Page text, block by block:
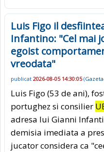
Luis Figo il
Infantino: "Cel mai
egoist
vreodata"
publicat 2026-08-05 14:30:05(
Luis Figo (53 de ani),
portughez si consilier
adresa lui Gianni
demisia imediata a
jucator considera ca